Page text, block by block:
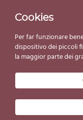
©
Cookies
Per far funzionare
dispositivo dei piccoli
la maggior parte dei